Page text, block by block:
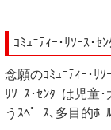
ｺﾐｭﾆﾃｨｰ･ﾘｿｰｽ･ｾ
念願のｺﾐｭﾆﾃｨｰ･ﾘ
ﾘｿｰｽ･ｾﾝﾀｰは児童
うｽﾍﾟｰｽ､多目的ﾎ